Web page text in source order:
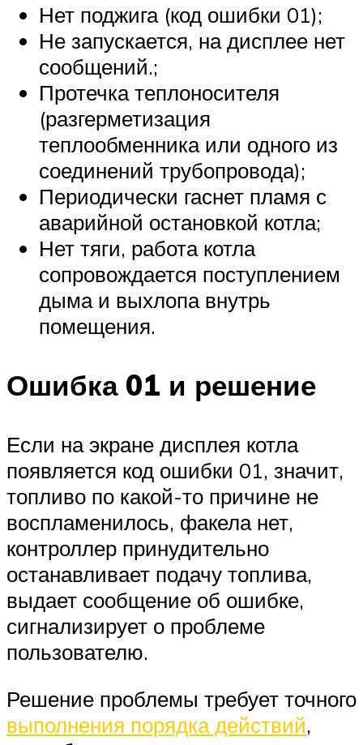
Нет поджига (код ошибки 01);
Не запускается, на дисплее нет
сообщений.;
Протечка теплоносителя
(разгерметизация
теплообменника или одного из
соединений трубопровода);
Периодически гаснет пламя с
аварийной остановкой котла;
Нет тяги, работа котла
сопровождается поступлением
дыма и выхлопа внутрь
помещения.
Ошибка 01 и решение
Если на экране дисплея котла
появляется код ошибки 01, значит,
топливо по какой-то причине не
воспламенилось, факела нет,
контроллер принудительно
останавливает подачу топлива,
выдает сообщение об ошибке,
сигнализирует о проблеме
пользователю.
Решение проблемы требует точного
выполнения порядка действий,